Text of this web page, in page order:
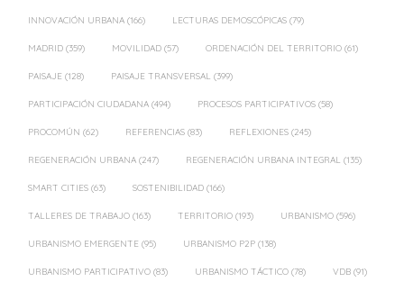
INNOVACIÓN URBANA (166) LECTURAS DEMOSCÓPICAS (79)
MADRID (359) MOVILIDAD (57) ORDENACIÓN DEL TERRITORIO (61)
PAISAJE (128) PAISAJE TRANSVERSAL (399)
PARTICIPACIÓN CIUDADANA (494) PROCESOS PARTICIPATIVOS (58)
PROCOMÚN (62) REFERENCIAS (83) REFLEXIONES (245)
REGENERACIÓN URBANA (247) REGENERACIÓN URBANA INTEGRAL (135)
SMART CITIES (63) SOSTENIBILIDAD (166)
TALLERES DE TRABAJO (163) TERRITORIO (193) URBANISMO (596)
URBANISMO EMERGENTE (95) URBANISMO P2P (138)
URBANISMO PARTICIPATIVO (83) URBANISMO TÁCTICO (78) VDB (91)